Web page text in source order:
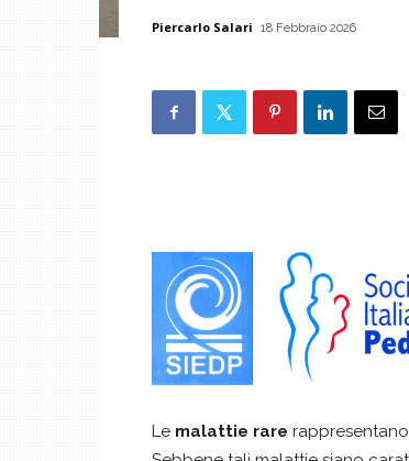
Piercarlo Salari 18 Febbraio 2026
Le malattie rare